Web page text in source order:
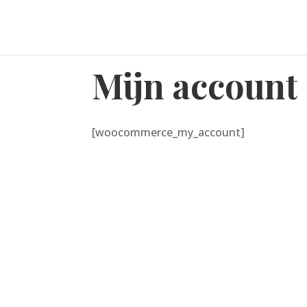
Mijn account
[woocommerce_my_account]